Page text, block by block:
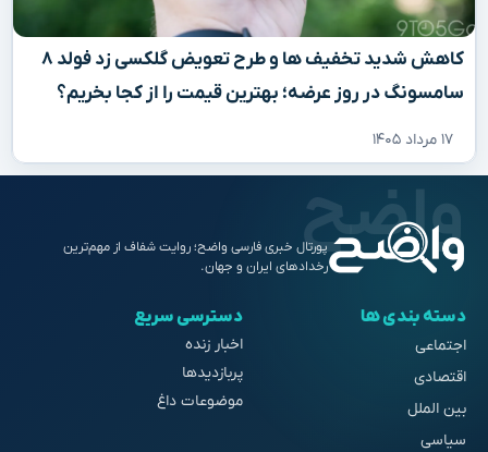
کاهش شدید تخفیف‌ ها و طرح تعویض گلکسی زد فولد ۸
سامسونگ در روز عرضه؛ بهترین قیمت را از کجا بخریم؟
۱۷ مرداد ۱۴۰۵
پورتال خبری فارسی واضح؛ روایت شفاف از مهم‌ترین
رخدادهای ایران و جهان.
دسته بندی ها
اجتماعی
اقتصادی
بین الملل
سیاسی
دسترسی سریع
اخبار زنده
پربازدیدها
موضوعات داغ